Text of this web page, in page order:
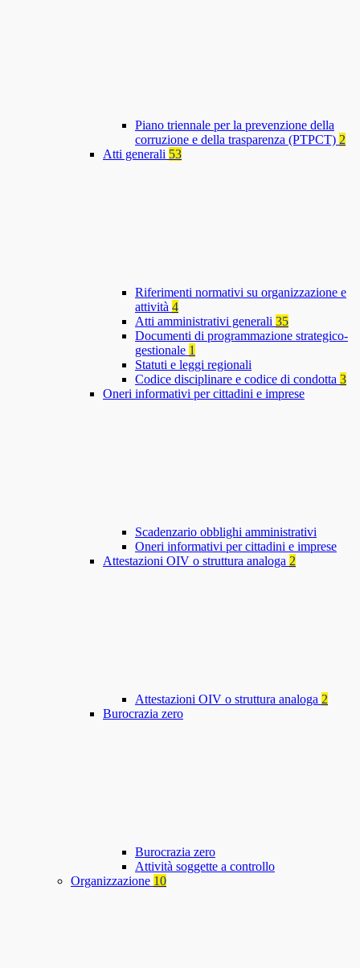
Piano triennale per la prevenzione della
corruzione e della trasparenza (PTPCT) 2
Atti generali 53
Riferimenti normativi su organizzazione e
attività 4
Atti amministrativi generali 35
Documenti di programmazione strategico-
gestionale 1
Statuti e leggi regionali
Codice disciplinare e codice di condotta 3
Oneri informativi per cittadini e imprese
Scadenzario obblighi amministrativi
Oneri informativi per cittadini e imprese
Attestazioni OIV o struttura analoga 2
Attestazioni OIV o struttura analoga 2
Burocrazia zero
Burocrazia zero
Attività soggette a controllo
Organizzazione 10